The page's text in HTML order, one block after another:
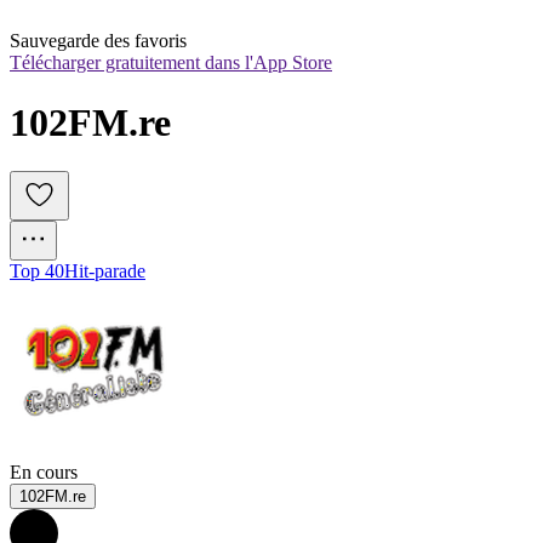
Sauvegarde des favoris
Télécharger gratuitement dans l'App Store
102FM.re
Top 40Hit-parade
En cours
102FM.re